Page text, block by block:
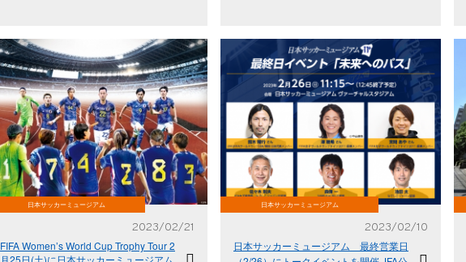
日本サッカーミュージアム
2023/02/21
FIFA Women’s World Cup Trophy Tour 2
月25日(土)に日本サッカーミュージアム
日本サッカーミュージアム
2023/02/10
日本サッカーミュージアム 最終営業日